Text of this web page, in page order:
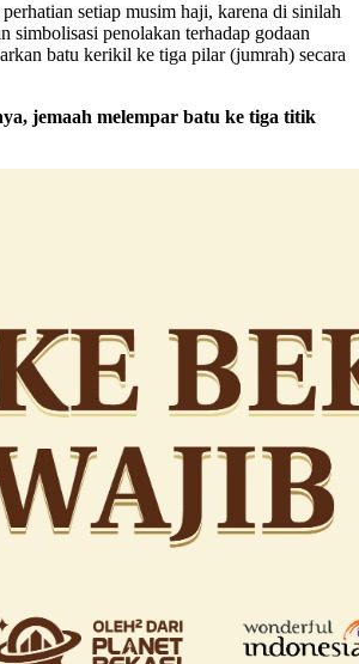
setiap musim haji, karena di sinilah
simbolisasi penolakan terhadap godaan
batu kerikil ke tiga pilar (jumrah) secara
jemaah melempar batu ke tiga titik